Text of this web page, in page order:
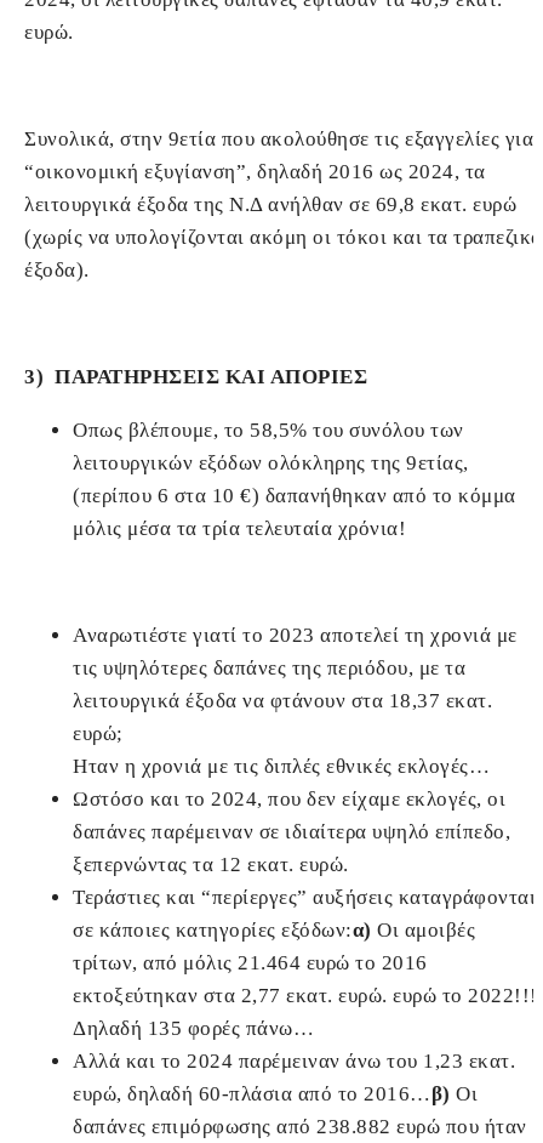
ευρώ.
Συνολικά, στην 9ετία που ακολούθησε τις εξαγγελίες για
“οικονομική εξυγίανση”, δηλαδή 2016 ως 2024, τα
λειτουργικά έξοδα της Ν.Δ ανήλθαν σε 69,8 εκατ. ευρώ
(χωρίς να υπολογίζονται ακόμη οι τόκοι και τα τραπεζικά
έξοδα).
3) ΠΑΡΑΤΗΡΗΣΕΙΣ ΚΑΙ ΑΠΟΡΙΕΣ
Οπως βλέπουμε, το 58,5% του συνόλου των
λειτουργικών εξόδων ολόκληρης της 9ετίας,
(περίπου 6 στα 10 €) δαπανήθηκαν από το κόμμα
μόλις μέσα τα τρία τελευταία χρόνια!
Αναρωτιέστε γιατί το 2023 αποτελεί τη χρονιά με
τις υψηλότερες δαπάνες της περιόδου, με τα
λειτουργικά έξοδα να φτάνουν στα 18,37 εκατ.
ευρώ;
Ηταν η χρονιά με τις διπλές εθνικές εκλογές…
Ωστόσο και το 2024, που δεν είχαμε εκλογές, οι
δαπάνες παρέμειναν σε ιδιαίτερα υψηλό επίπεδο,
ξεπερνώντας τα 12 εκατ. ευρώ.
Τεράστιες και “περίεργες” αυξήσεις καταγράφονται
σε κάποιες κατηγορίες εξόδων:α) Οι αμοιβές
τρίτων, από μόλις 21.464 ευρώ το 2016
εκτοξεύτηκαν στα 2,77 εκατ. ευρώ. ευρώ το 2022!!!
Δηλαδή 135 φορές πάνω…
Αλλά και το 2024 παρέμειναν άνω του 1,23 εκατ.
ευρώ, δηλαδή 60-πλάσια από το 2016… β) Οι
δαπάνες επιμόρφωσης από 238.882 ευρώ που ήταν